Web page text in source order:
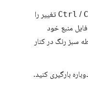
Ctrl /
تغییر را
منبع خود
سبز رنگ در کنار
بارگیری کنید.